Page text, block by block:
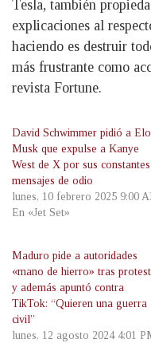
Tesla, también
explicaciones al
haciendo es destruir
más frustrante como
revista Fortune.
David Schwimmer pidió a
Musk que expulse a Kanye
West de X por sus constantes
mensajes de odio
lunes, 10 febrero 2025 9:00
En «Jet Set»
Maduro pide a autoridades
«mano de hierro» tras
y además apuntó contra
TikTok: “Quieren una guerra
civil”
lunes, 12 agosto 2024 4:01